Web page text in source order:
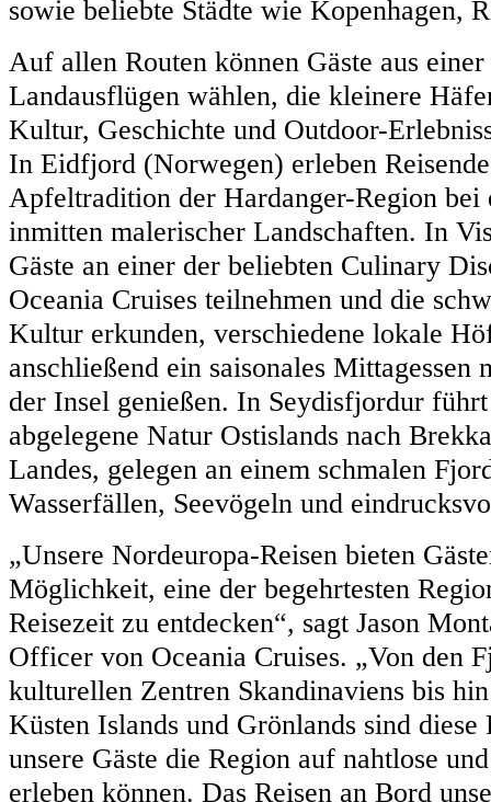
sowie beliebte Städte wie Kopenhagen,
Auf allen Routen können Gäste aus
Landausflügen wählen, die kleinere
Kultur, Geschichte und Outdoor-
In Eidfjord (Norwegen) erleben
Apfeltradition der Hardanger-Region bei
inmitten malerischer Landschaften. In
Gäste an einer der beliebten Culinary
Oceania Cruises teilnehmen und die
Kultur erkunden, verschiedene lokale
anschließend ein saisonales Mittagessen
der Insel genießen. In Seydisfjordur
abgelegene Natur Ostislands nach
Landes, gelegen an einem schmalen
Wasserfällen, Seevögeln und
„Unsere Nordeuropa-Reisen bieten
Möglichkeit, eine der begehrtesten
Reisezeit zu entdecken“, sagt Jason
Officer von Oceania Cruises. „Von den
kulturellen Zentren Skandinaviens bis
Küsten Islands und Grönlands sind
unsere Gäste die Region auf nahtlose
erleben können. Das Reisen an Bord